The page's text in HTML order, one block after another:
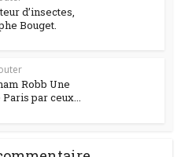
d’insectes,
Bouget.
Robb Une
par ceux...